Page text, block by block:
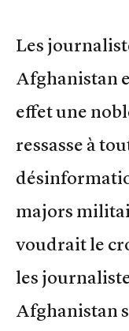
Les
Afghanistan
effet une
ressasse à
majors
voudrait le
les
Afghanistan